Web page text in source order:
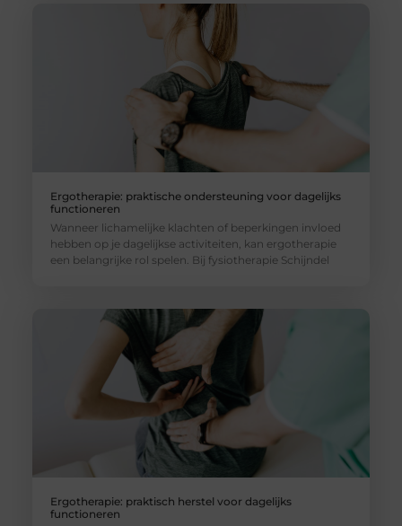
Ergotherapie: praktische ondersteuning voor dagelijks
functioneren
Wanneer lichamelijke klachten of beperkingen invloed
hebben op je dagelijkse activiteiten, kan ergotherapie
een belangrijke rol spelen. Bij fysiotherapie Schijndel
Ergotherapie: praktisch herstel voor dagelijks
functioneren